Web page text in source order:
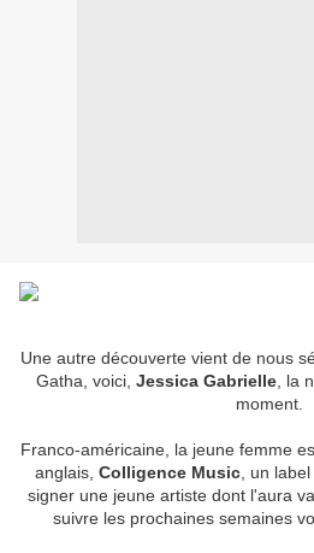
Une autre découverte vient de nous
Gatha, voici, Jessica Gabrielle, la
moment.
Franco-américaine, la jeune femme
anglais, Colligence Music, un
signer une jeune artiste dont l'aura
suivre les prochaines semaines